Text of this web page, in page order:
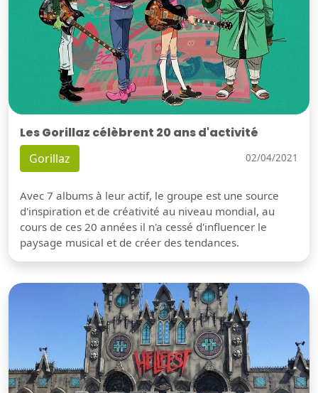
Les Gorillaz célèbrent 20 ans d'activité
Gorillaz 02/04/2021
Avec 7 albums à leur actif, le groupe est une source
d'inspiration et de créativité au niveau mondial, au
cours de ces 20 années il n'a cessé d'influencer le
paysage musical et de créer des tendances.